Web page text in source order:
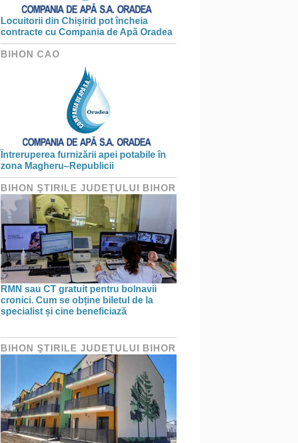
Locuitorii din Chișirid pot încheia
contracte cu Compania de Apă Oradea
BIHON CAO
Întreruperea furnizării apei potabile în
zona Magheru–Republicii
BIHON ŞTIRILE JUDEŢULUI BIHOR
RMN sau CT gratuit pentru bolnavii
cronici. Cum se obține biletul de la
specialist și cine beneficiază
BIHON ŞTIRILE JUDEŢULUI BIHOR